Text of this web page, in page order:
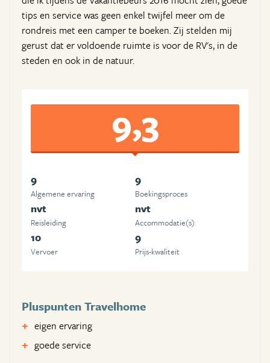
tips en service was geen enkel twijfel meer om de
rondreis met een camper te boeken. Zij stelden mij
gerust dat er voldoende ruimte is voor de RV's, in de
steden en ook in de natuur.
9,3
9
Algemene ervaring
9
Boekingsproces
nvt
Reisleiding
nvt
Accommodatie(s)
10
Vervoer
9
Prijs-kwaliteit
Pluspunten Travelhome
eigen ervaring
goede service